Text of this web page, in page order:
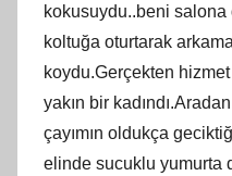
kokusuydu..beni
koltuğa oturtarak
koydu.Gerçekten
yakın bir
çayımın oldukça
elinde sucuklu yumurta